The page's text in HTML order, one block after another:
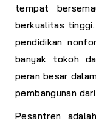
tempat
berkualitas
pendidikan
banyak tokoh
peran besar
pembangunan
Pesantren